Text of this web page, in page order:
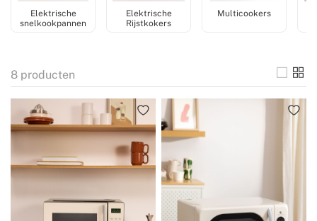
Elektrische
snelkookpannen
Elektrische
Rijstkokers
Multicookers
8 producten